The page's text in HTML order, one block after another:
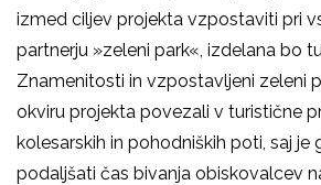
izmed ciljev projekta vzpostaviti pri
partnerju »zeleni park«, izdelana bo
Znamenitosti in vzpostavljeni zeleni
okviru projekta povezali v turistične
kolesarskih in pohodniških poti, saj je
podaljšati čas bivanja obiskovalcev